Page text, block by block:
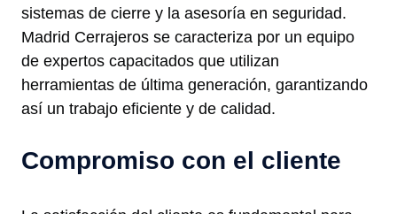
sistemas de cierre y la asesoría en seguridad.
Madrid Cerrajeros se caracteriza por un equipo
de expertos capacitados que utilizan
herramientas de última generación, garantizando
así un trabajo eficiente y de calidad.
Compromiso con el cliente